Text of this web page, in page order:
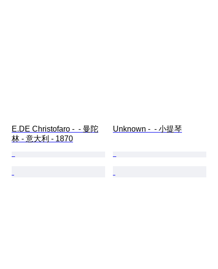
E.DE Christofaro -  - 曼陀
林 - 意大利 - 1870
Unknown -  - 小提琴